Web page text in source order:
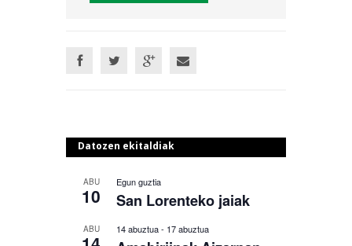
Datozen ekitaldiak
ABU
10
Egun guztia
San Lorenteko jaiak
ABU 14 abuztua- 17 abuztua